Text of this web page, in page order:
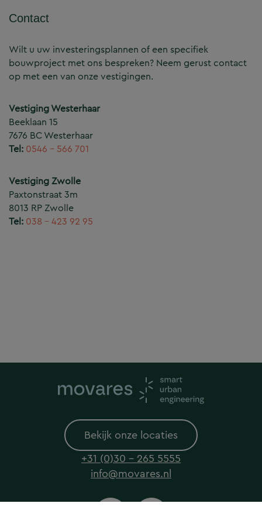
Contact
Wilt u uw investeringsplannen of een specifiek
bouwproject met ons bespreken? Neem gerust contact
op met een van onze vestigingen.
Vestiging Westerhaar
Beeklaan 15
7676 BC Westerhaar
Tel: 0546 – 566 701
Vestiging Zwolle
Paxtonstraat 3m
8013 RP Zwolle
Tel: 038 – 423 92 95
Bekijk onze locaties
+31 (0)30 - 265 5555
info@movares.nl